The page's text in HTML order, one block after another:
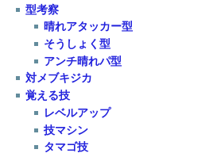
型考察
晴れアタッカー型
そうしょく型
アンチ晴れパ型
対メブキジカ
覚える技
レベルアップ
技マシン
タマゴ技